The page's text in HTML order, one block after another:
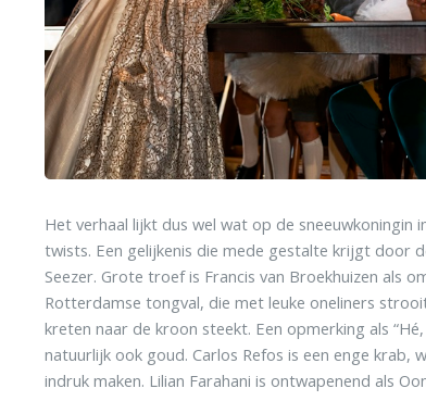
Het verhaal lijkt dus wel wat op de sneeuwkoningin
twists. Een gelijkenis die mede gestalte krijgt door
Seezer. Grote troef is Francis van Broekhuizen als
Rotterdamse tongval, die met leuke oneliners
kreten naar de kroon steekt. Een opmerking als
natuurlijk ook goud. Carlos Refos is een enge krab,
indruk maken. Lilian Farahani is ontwapenend als